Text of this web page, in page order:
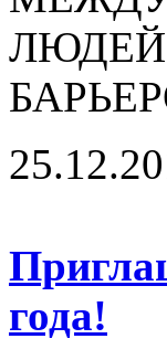
ЛЮДЕЙ
года!